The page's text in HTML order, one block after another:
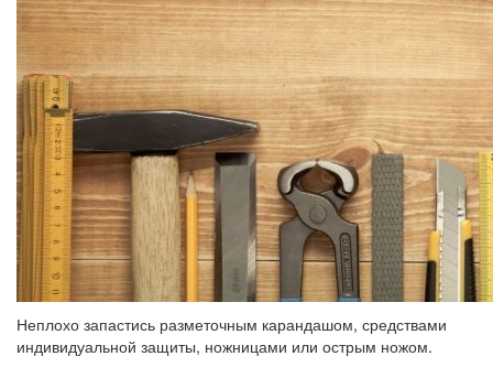
Неплохо запастись разметочным карандашом, средствами
индивидуальной защиты, ножницами или острым ножом.